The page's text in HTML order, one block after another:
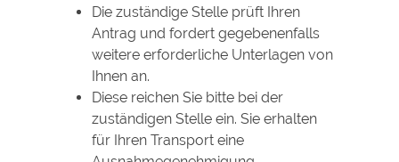
Die zuständige Stelle prüft Ihren
Antrag und fordert gegebenenfalls
weitere erforderliche Unterlagen von
Ihnen an.
Diese reichen Sie bitte bei der
zuständigen Stelle ein. Sie erhalten
für Ihren Transport eine